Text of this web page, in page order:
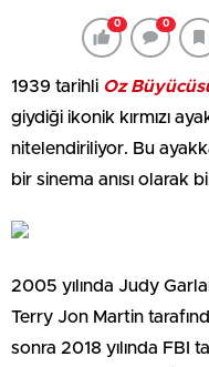
0 0
1939 tarihli Oz
giydiği ikonik kırmızı
nitelendiriliyor. Bu
bir sinema anısı olarak
2005 yılında Judy
Terry Jon Martin
sonra 2018 yılında FBI